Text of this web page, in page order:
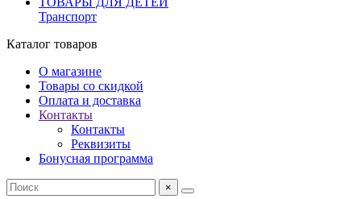
Транспорт
Каталог товаров
О магазине
Товары со скидкой
Оплата и доставка
Контакты
Контакты
Реквизиты
Бонусная программа
×